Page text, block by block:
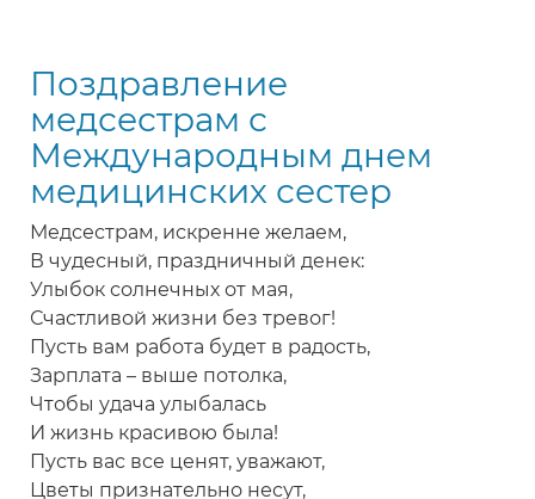
с
праздником
Поздравление
медсестрам с
Международным днем
медицинских сестер
Медсестрам, искренне желаем,
В чудесный, праздничный денек:
Улыбок солнечных от мая,
Счастливой жизни без тревог!
Пусть вам работа будет в радость,
Зарплата – выше потолка,
Чтобы удача улыбалась
И жизнь красивою была!
Пусть вас все ценят, уважают,
Цветы признательно несут,